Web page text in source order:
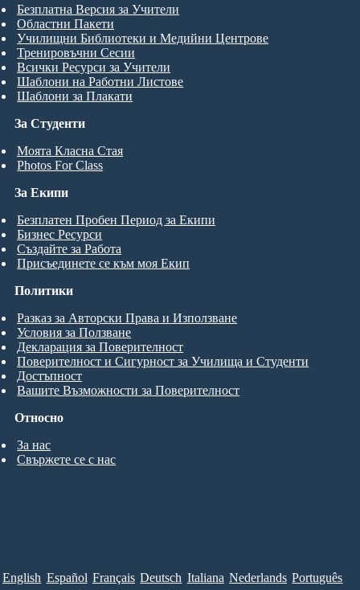
За Студенти
Моята Класна Стая
Photos For Class
Безплатна Версия за Учители
Областни Пакети
Училищни Библиотеки и Медийни Центрове
Тренировъчни Сесии
Всички Ресурси за Учители
Шаблони на Работни Листове
Шаблони за Плакати
За Екипи
Безплатен Пробен Период за Екипи
Бизнес Ресурси
Създайте за Работа
Присъединете се към моя Екип
Относно
За нас
Свържете се с нас
Политики
Разказ за Авторски Права и Използване
Условия за Ползване
Декларация за Поверителност
Поверителност и Сигурност за Училища и Студенти
Достъпност
Вашите Възможности за Поверителност
English Español Français Deutsch Italiana Nederlands Português